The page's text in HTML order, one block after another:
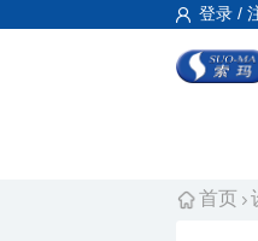
登录 /
首页